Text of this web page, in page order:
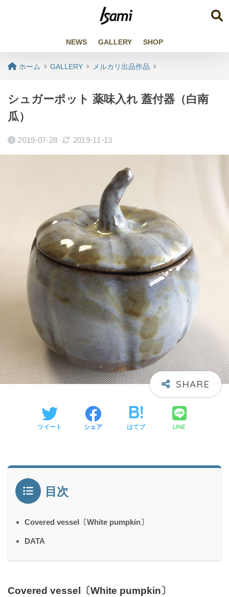
NEWS GALLERY SHOP
ホーム GALLERY メルカリ出品作品
シュガーポット 薬味入れ 蓋付器（白南
瓜）
2019-07-28 2019-11-13
ツイート シェア はてブ LINE
目次
Covered vessel〔White pumpkin〕
DATA
Covered vessel〔White pumpkin〕